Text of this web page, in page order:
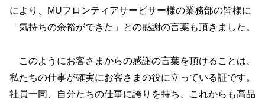
により、MUフロンティアサービサー様の業務部の皆様に
「気持ちの余裕ができた」との感謝の言葉も頂きました。
このようにお客さまからの感謝の言葉を頂けることは、
私たちの仕事が確実にお客さまの役に立っている証です。
社員一同、自分たちの仕事に誇りを持ち、これからも高品